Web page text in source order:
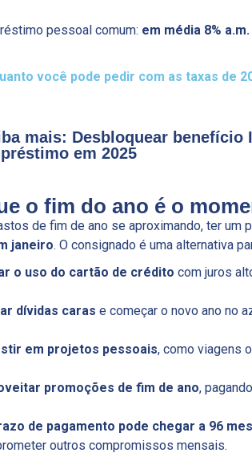
pessoal comum: em média 8% a.m.
você pode pedir com as taxas de
mais: Desbloquear benefício
em 2025
o fim do ano é o
de fim de ano se aproximando, ter um
janeiro. O consignado é uma alternativa
o uso do cartão de crédito com juros
dívidas caras e começar o novo ano no
em projetos pessoais, como viagens
promoções de fim de ano,
de pagamento pode chegar a 96
outros compromissos mensais.